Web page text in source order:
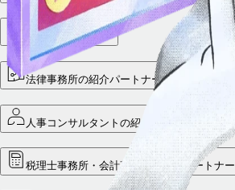
VCパートナー
法律事務所の紹介パートナー
人事コンサルタントの紹介パートナー
税理士事務所・会計事務所の紹介パートナー